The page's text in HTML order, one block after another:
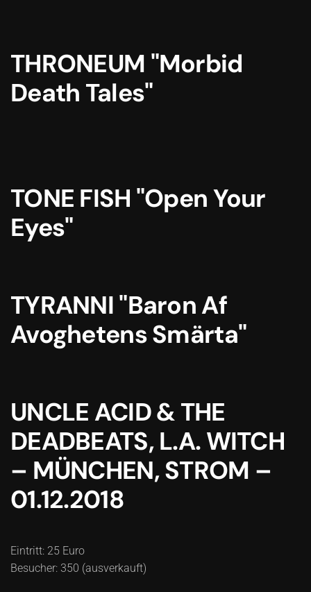
THRONEUM "Morbid
Death Tales"
TONE FISH "Open Your
Eyes"
TYRANNI "Baron Af
Avoghetens Smärta"
UNCLE ACID & THE
DEADBEATS, L.A. WITCH
– MÜNCHEN, STROM –
01.12.2018
Eintritt: 25 Euro
Besucher: 350 (ausverkauft)